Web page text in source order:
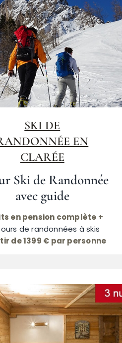
SKI DE
EN
CLARÉE
Ski de Randonnée
avec guide
en pension complète +
de randonnées à skis
de 1399 € par personne